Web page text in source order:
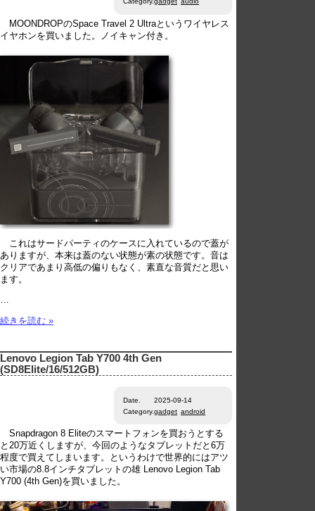
MOONDROPのSpace Travel 2 Ultraというワイヤレス
イヤホンを買いました。ノイキャン付き。
これはサードパーティのケースに入れているので蓋が
ありますが、本来は蓋のない状態が素の状態です。音は
クリアであまり高低の偏りもなく、素直な音質だと思い
ます。
続きを読む »
Lenovo Legion Tab Y700 4th Gen
(SD8Elite/16/512GB)
Date.
2025-09-14
Category.gadget android
Snapdragon 8 Eliteのスマートフォンを買おうとする
と20万近くしますが、今回のようなタブレットだと6万
程度で買えてしまいます。というわけで世界的にはアツ
い市場の8.8インチタブレットの雄 Lenovo Legion Tab
Y700 (4th Gen)を買いました。